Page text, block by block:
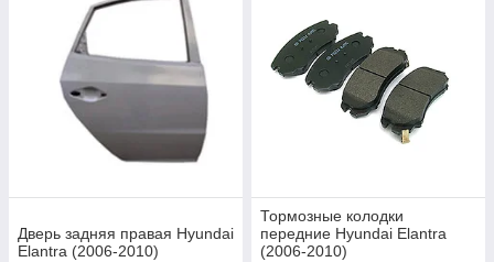
Дверь задняя правая Hyundai
Elantra (2006-2010)
Тормозные колодки
передние Hyundai Elantra
(2006-2010)